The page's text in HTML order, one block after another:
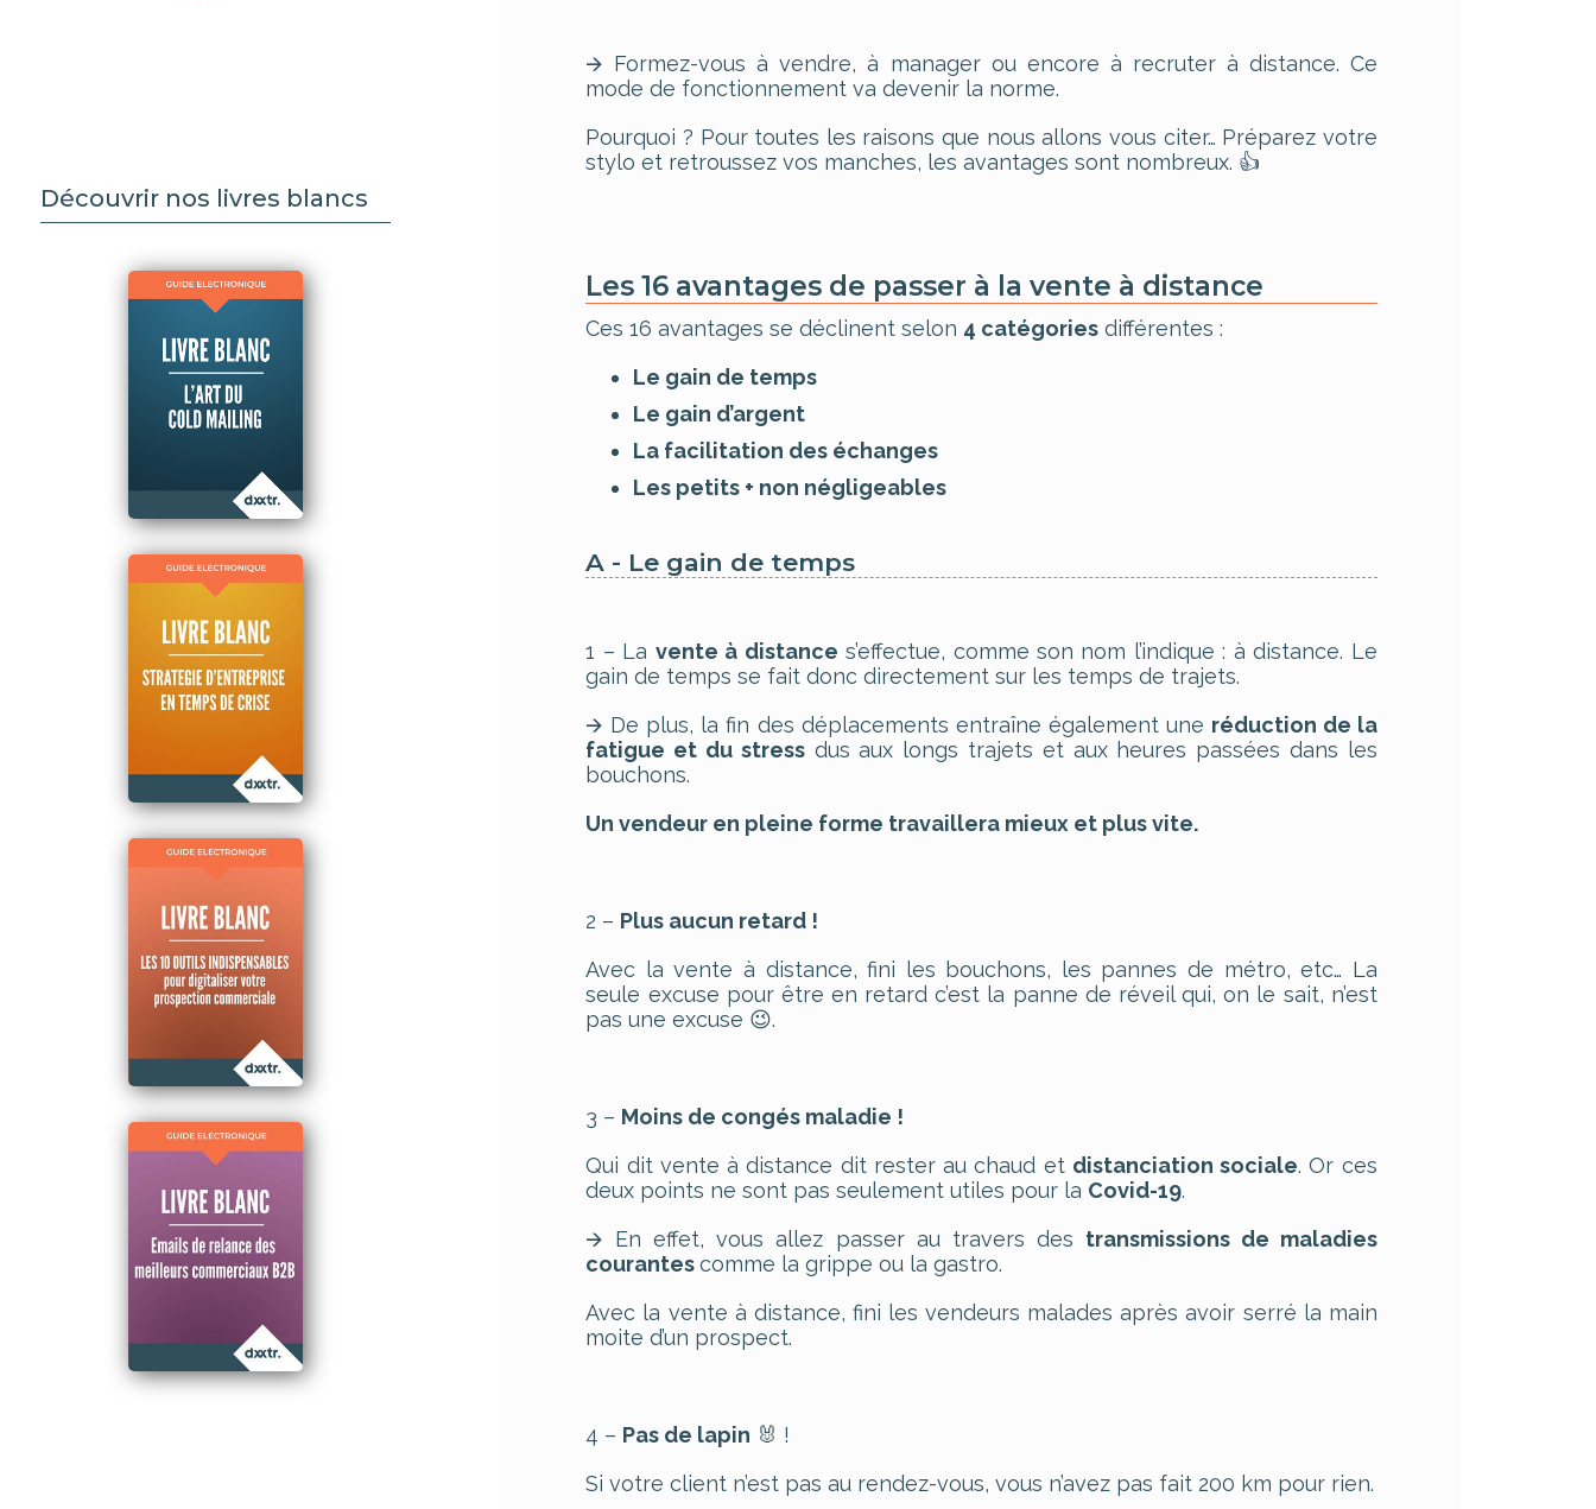
Découvrir nos livres blancs
🡪 Formez-vous à vendre, à manager ou encore à recruter à distance. Ce
mode de fonctionnement va devenir la norme.
Pourquoi ? Pour toutes les raisons que nous allons vous citer… Préparez votre
stylo et retroussez vos manches, les avantages sont nombreux. 👍
Les 16 avantages de passer à la vente à distance
Ces 16 avantages se déclinent selon 4 catégories différentes :
Le gain de temps
Le gain d’argent
La facilitation des échanges
Les petits + non négligeables
A - Le gain de temps
1 – La vente à distance s’effectue, comme son nom l’indique : à distance. Le
gain de temps se fait donc directement sur les temps de trajets.
🡪 De plus, la fin des déplacements entraîne également une réduction de la
fatigue et du stressdus aux longs trajets et aux heures passées dans les
bouchons.
Un vendeur en pleine forme travaillera mieux et plus vite.
2 – Plus aucun retard !
Avec la vente à distance, fini les bouchons, les pannes de métro, etc… La
seule excuse pour être en retard c’est la panne de réveil qui, on le sait, n’est
pas une excuse 😉.
3 – Moins de congés maladie !
Qui dit vente à distance dit rester au chaud et distanciation sociale. Or ces
deux points ne sont pas seulement utiles pour la Covid-19.
🡪 En effet, vous allez passer au travers des transmissions de maladies
courantescomme la grippe ou la gastro.
Avec la vente à distance, fini les vendeurs malades après avoir serré la main
moite d’un prospect.
4 – Pas de lapin 🐰 !
Si votre client n’est pas au rendez-vous, vous n’avez pas fait 200 km pour rien.